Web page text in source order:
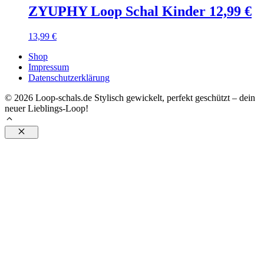
ZYUPHY Loop Schal Kinder 12,99 €
13,99 €
Shop
Impressum
Datenschutzerklärung
© 2026 Loop-schals.de Stylisch gewickelt, perfekt geschützt – dein
neuer Lieblings-Loop!
Schließen